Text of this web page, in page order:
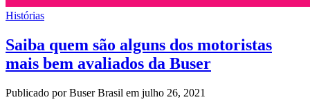
Histórias
Saiba quem são alguns dos motoristas
mais bem avaliados da Buser
Publicado por Buser Brasil em julho 26, 2021